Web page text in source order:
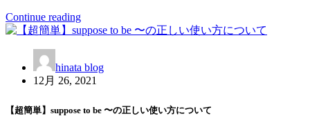
Continue reading
hinata blog
12月 26, 2021
【超簡単】suppose to be 〜の正しい使い方について